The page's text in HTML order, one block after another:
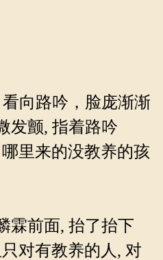
向路吟，脸庞渐渐
发颤, 指着路吟
里来的没教养的孩
霖前面, 抬了抬下
对有教养的人, 对